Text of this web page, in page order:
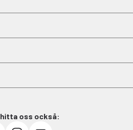
hitta oss också: